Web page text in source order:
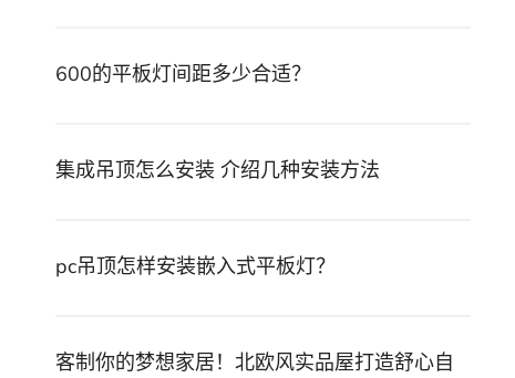
600的平板灯间距多少合适？
集成吊顶怎么安装 介绍几种安装方法
pc吊顶怎样安装嵌入式平板灯？
客制你的梦想家居！北欧风实品屋打造舒心自